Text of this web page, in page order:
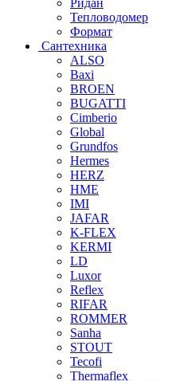
Тепловодомер
Формат
Сантехника
ALSO
Baxi
BROEN
BUGATTI
Cimberio
Global
Grundfos
Hermes
HERZ
HME
IMI
JAFAR
K-FLEX
KERMI
LD
Luxor
Reflex
RIFAR
ROMMER
Sanha
STOUT
Tecofi
Thermaflex